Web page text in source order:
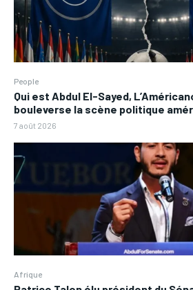
People
Qui est Abdul El-Sayed,
bouleverse la scène politique
7 août 2026
Afrique